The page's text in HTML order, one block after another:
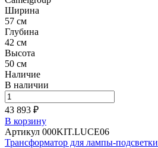
Ширина
57 см
Глубина
42 см
Высота
50 см
Наличие
В наличии
43 893 ₽
В корзину
Артикул 000KIT.LUCE06
Трансформатор для лампы-подсветки